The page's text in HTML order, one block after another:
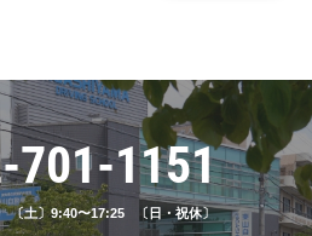
目指す！企業向け講習で実現
止策
701-1151
〔土〕9:40〜17:25 〔日・祝休〕